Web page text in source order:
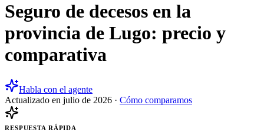
Seguro de decesos en la
provincia de Lugo: precio y
comparativa
Habla con el agente
Actualizado en julio de 2026 · Cómo comparamos
RESPUESTA RÁPIDA